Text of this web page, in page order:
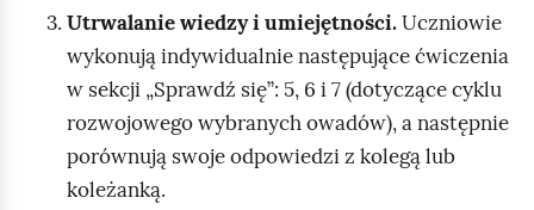
Utrwalanie wiedzy i umiejętności.Uczniowie
wykonują indywidualnie następujące ćwiczenia
w sekcji „Sprawdź się”: 5, 6 i 7 (dotyczące cyklu
rozwojowego wybranych owadów), a następnie
porównują swoje odpowiedzi z kolegą lub
koleżanką.